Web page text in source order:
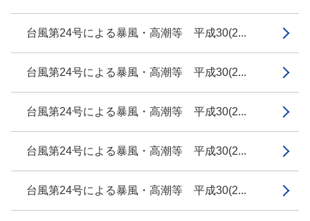
台風第24号による暴風・高潮等 平成30(2...
台風第24号による暴風・高潮等 平成30(2...
台風第24号による暴風・高潮等 平成30(2...
台風第24号による暴風・高潮等 平成30(2...
台風第24号による暴風・高潮等 平成30(2...